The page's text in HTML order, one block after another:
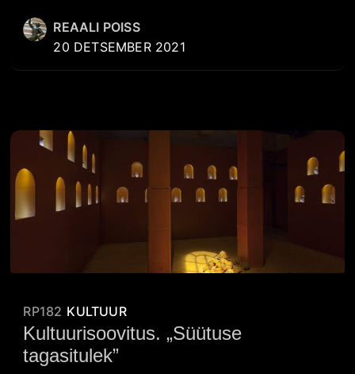
REAALI POISS
20 DETSEMBER 2021
RP182 KULTUUR
Kultuurisoovitus. „Süütuse
tagasitulek”